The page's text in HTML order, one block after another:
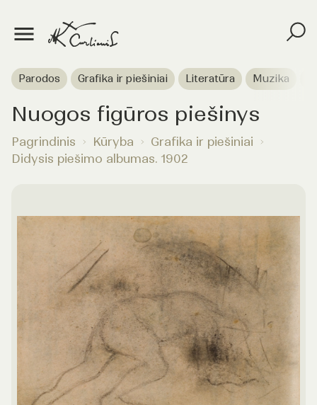
Parodos Grafika ir piešiniai Literatūra Muzika
Nuogos figūros piešinys
Pagrindinis Kūryba
Grafika ir piešiniai
Didysis piešimo albumas. 1902